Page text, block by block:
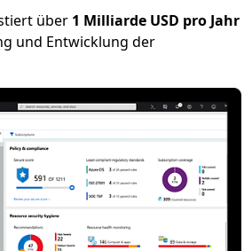
über 1 Milliarde USD pro Jahr
und Entwicklung der